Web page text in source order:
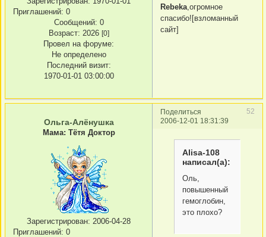
Приглашений: 0
Сообщений: 0
Возраст: 2026 [0]
Провел на форуме:
Не определено
Последний визит:
1970-01-01 03:00:00
Rebeka ,огромное
спасибо![взломанный
сайт]
Поделиться
52
2006-12-01 18:31:39
Ольга-Алёнушка
Мама: Тётя Доктор
Зарегистрирован: 2006-04-28
Приглашений: 0
Alisa-108
написал(а):
Оль,
повышенный
гемоглобин,
это плохо?